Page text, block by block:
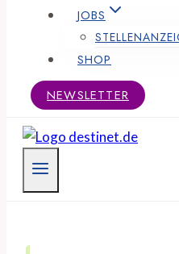
JOBS
SHOP
NEWSLETTER